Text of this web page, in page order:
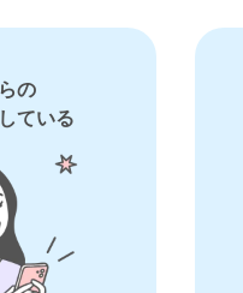
の
ている